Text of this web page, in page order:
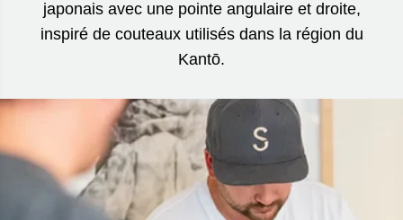
japonais avec une pointe angulaire et droite,
inspiré de couteaux utilisés dans la région du
Kantō.